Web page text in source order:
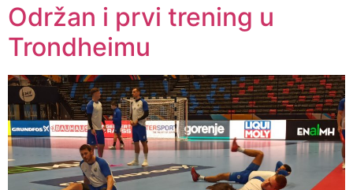
Održan i prvi trening u
Trondheimu